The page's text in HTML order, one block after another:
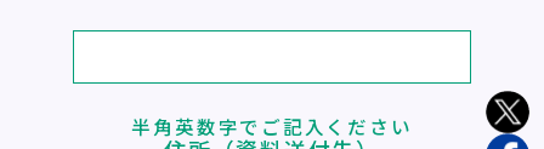
半角英数字でご記入ください